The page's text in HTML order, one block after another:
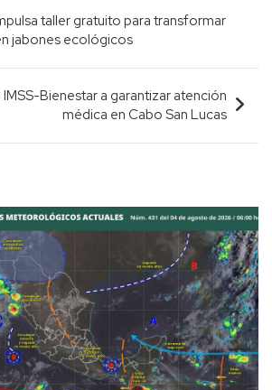
taller gratuito para transformar
jabones ecológicos
IMSS-Bienestar a garantizar atención
médica en Cabo San Lucas